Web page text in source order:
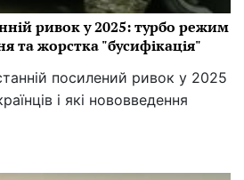
ривок у 2025: турбо режим
та жорстка "бусифікація"
посилений ривок у 2025
і які нововведення